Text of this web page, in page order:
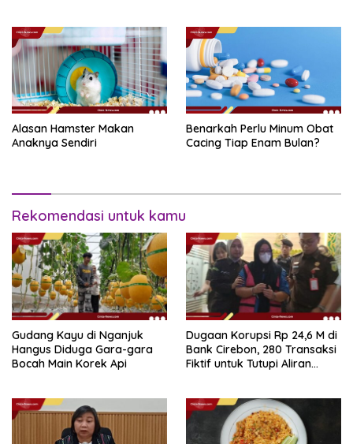
Alasan Hamster Makan
Anaknya Sendiri
Benarkah Perlu Minum Obat
Cacing Tiap Enam Bulan?
Rekomendasi untuk kamu
Gudang Kayu di Nganjuk
Hangus Diduga Gara-gara
Bocah Main Korek Api
Dugaan Korupsi Rp 24,6 M di
Bank Cirebon, 280 Transaksi
Fiktif untuk Tutupi Aliran